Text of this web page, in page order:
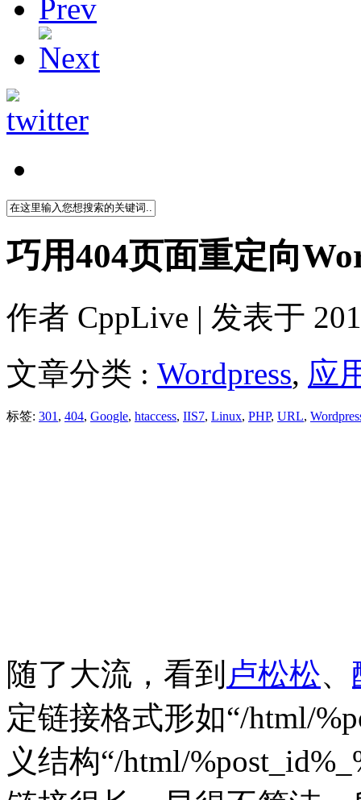
巧用404页面重定向
作者 CppLive | 发表于
文章分类 : Wordpress, 应
标签: 301 , 404, Google, htaccess, IIS7, Linux, PHP, URL,
随了大流，看到 卢松松、
定链接格式形如“/html/
义结构“/html/